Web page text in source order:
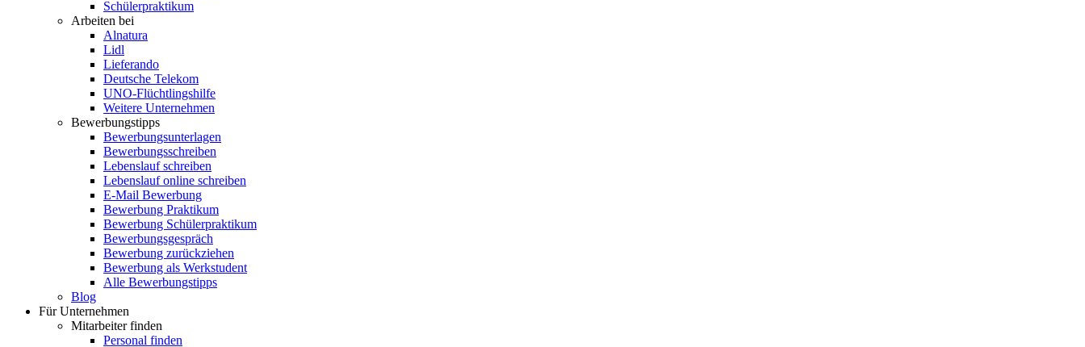
Schülerpraktikum
Arbeiten bei
Alnatura
Lidl
Lieferando
Deutsche Telekom
UNO-Flüchtlingshilfe
Weitere Unternehmen
Bewerbungstipps
Bewerbungsunterlagen
Bewerbungsschreiben
Lebenslauf schreiben
Lebenslauf online schreiben
E-Mail Bewerbung
Bewerbung Praktikum
Bewerbung Schülerpraktikum
Bewerbungsgespräch
Bewerbung zurückziehen
Bewerbung als Werkstudent
Alle Bewerbungstipps
Blog
Für Unternehmen
Mitarbeiter finden
Personal finden